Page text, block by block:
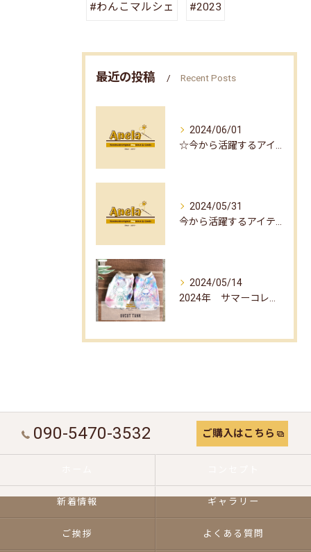
#わんこマルシェ #2023
最近の投稿 Recent Posts
2024/06/01
2024/05/31
2024/05/14
090-5470-3532 ご購入はこちら
新着情報 ギャラリー
ご挨拶 よくある質問